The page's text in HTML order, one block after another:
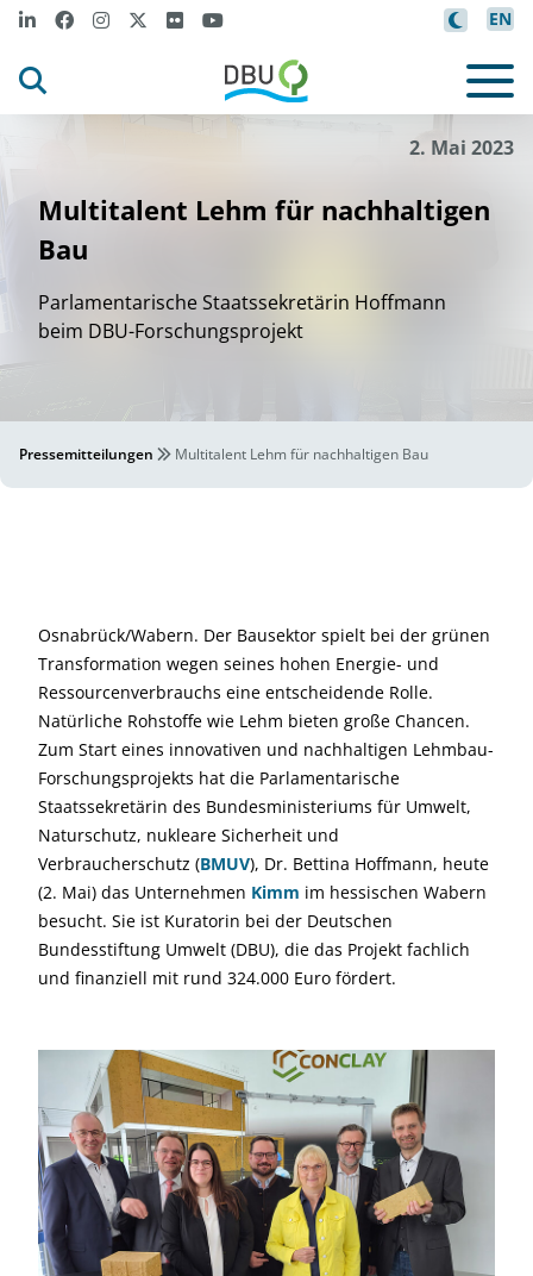
EN
2. Mai 2023
Multitalent Lehm für nachhaltigen
Bau
Parlamentarische Staatssekretärin Hoffmann
beim DBU-Forschungsprojekt
Pressemitteilungen Multitalent Lehm für nachhaltigen Bau
Osnabrück/Wabern. Der Bausektor spielt bei der grünen
Transformation wegen seines hohen Energie- und
Ressourcenverbrauchs eine entscheidende Rolle.
Natürliche Rohstoffe wie Lehm bieten große Chancen.
Zum Start eines innovativen und nachhaltigen Lehmbau-
Forschungsprojekts hat die Parlamentarische
Staatssekretärin des Bundesministeriums für Umwelt,
Naturschutz, nukleare Sicherheit und
Verbraucherschutz (BMUV), Dr. Bettina Hoffmann, heute
(2. Mai) das Unternehmen Kimm im hessischen Wabern
besucht. Sie ist Kuratorin bei der Deutschen
Bundesstiftung Umwelt (DBU), die das Projekt fachlich
und finanziell mit rund 324.000 Euro fördert.